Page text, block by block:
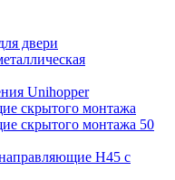
двери
Unihopper
скрытого монтажа
скрытого монтажа 50
H45 с